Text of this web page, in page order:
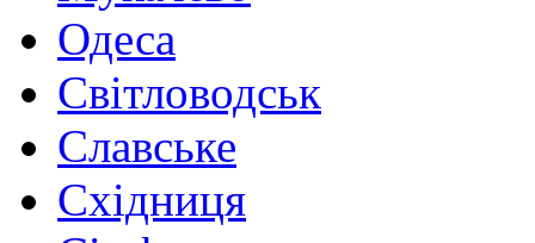
Одеса
Світловодськ
Славське
Східниця